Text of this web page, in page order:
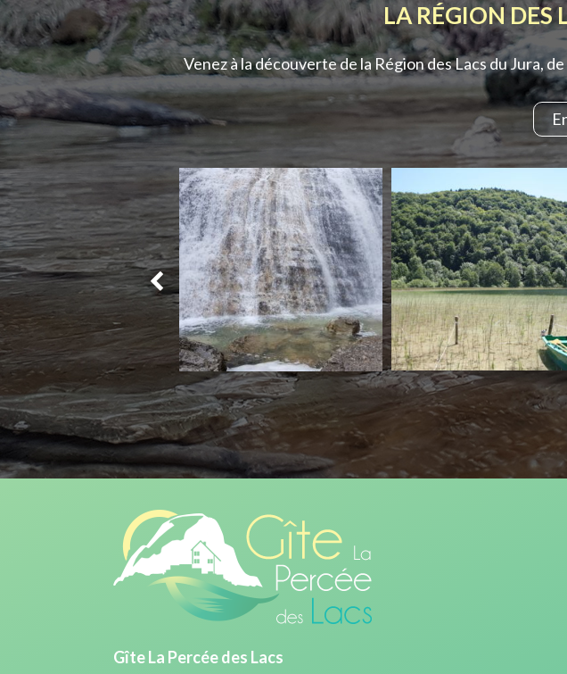
LA RÉGION DES
Venez à la découverte de la Région des Lacs du Jura,
Gîte La Percée des Lacs